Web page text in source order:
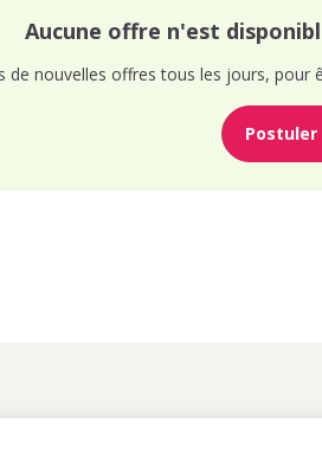
Aucune offre n'est
de nouvelles offres tous les jours,
Postuler